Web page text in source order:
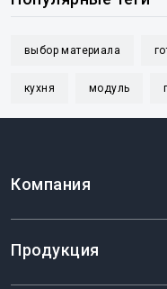
выбор материала
кухня модуль
Компания
Продукция